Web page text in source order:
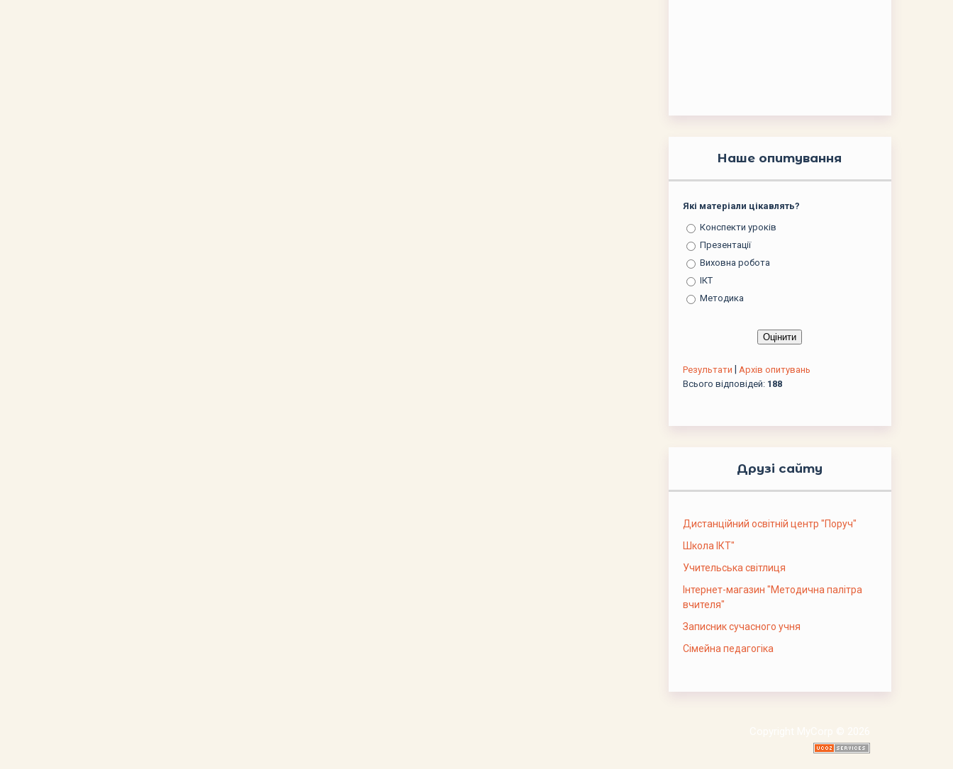
Наше опитування
Які матеріали цікавлять?
Конспекти уроків
Презентації
Виховна робота
ІКТ
Методика
Результати
Архів опитувань
Всього відповідей: 188
Друзі сайту
Дистанційний освітній центр "Поруч"
Школа ІКТ"
Учительська світлиця
Інтернет-магазин "Методична палітра
вчителя"
Записник сучасного учня
Сімейна педагогіка